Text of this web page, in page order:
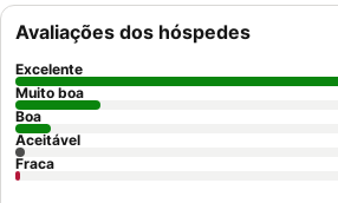
almoço
variado e delicioso. Para uma
considere pedir um quarto com vista para
Avaliações dos hóspedes
Excelente
Muito boa
Boa
Aceitável
Fraca